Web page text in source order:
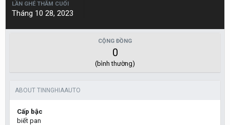
LẦN GHÉ THĂM CUỐI
Tháng 10 28, 2023
CỘNG ĐỒNG
0
(bình thường)
ABOUT TINNGHIAAUTO
Cấp bậc
biết pan